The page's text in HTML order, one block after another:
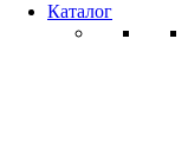
Каталог